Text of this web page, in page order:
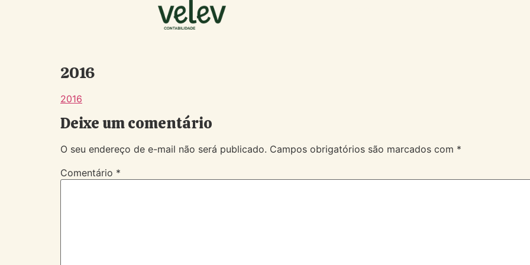
2016
2016
Deixe um comentário
O seu endereço de e-mail não será publicado. Campos obrigatórios são marcados com *
Comentário *